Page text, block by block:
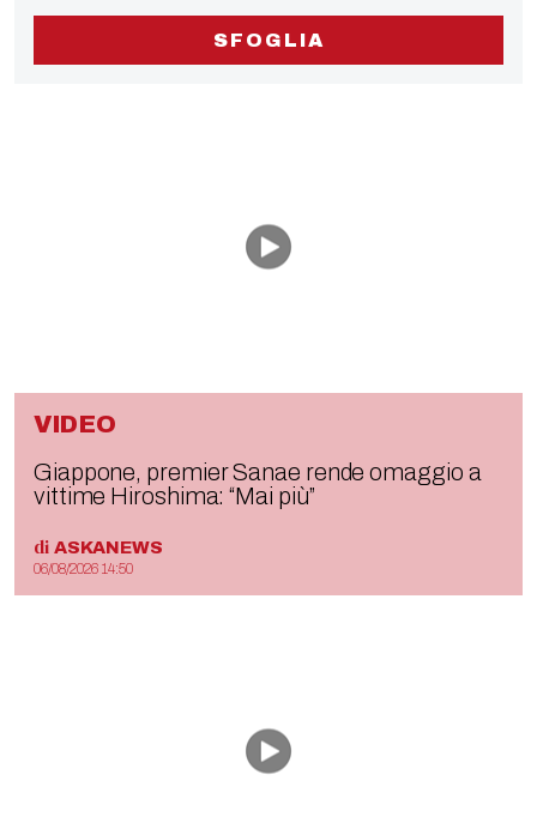
SFOGLIA
VIDEO
Giappone, premier Sanae rende omaggio a
vittime Hiroshima: “Mai più”
di ASKANEWS
06/08/2026 14:50